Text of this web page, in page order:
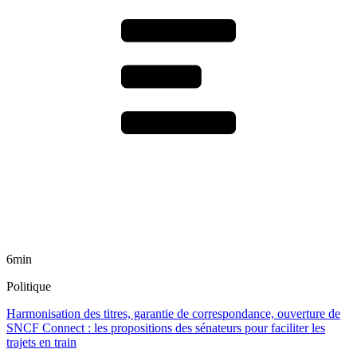
6min
Politique
Harmonisation des titres, garantie de correspondance, ouverture de
SNCF Connect : les propositions des sénateurs pour faciliter les
trajets en train